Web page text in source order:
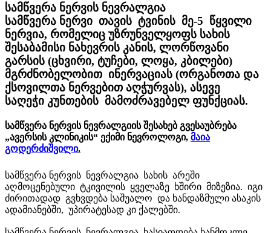
სამწვერა ნერვის ნევრალგია
სამწვერა ნერვი თავის ტვინის მე-5 წყვილი
ნერვია, რომელიც უზრუნველყოფს სახის
შესაბამისი ნახევრის კანის, ლორწოვანი
გარსის (ცხვირი, ტუჩები, ლოყა, კბილები)
მგრძნობელობით ინერვაციას (ორგანოთა და
ქსოვილთა ნერვებით აღჭურვას), ასევე
საღეჭი კუნთების მამოძრავებელ ფუნქციას.
სამწვერა ნერვის ნევრალგიის შესახებ გვესაუბრება
„ავერსის კლინიკის“ ექიმი ნევროლოგი, მაია
გოდერძიშვილი.
სამწვერა ნერვის ნევრალგია სახის არეში
აღმოცენებული ტკივილის ყველაზე ხშირი მიზეზია. იგი
ძირითადად გვხვდება საშუალო და ხანდაზმული ასაკის
ადამიანებში, უპირატესად კი ქალებში.